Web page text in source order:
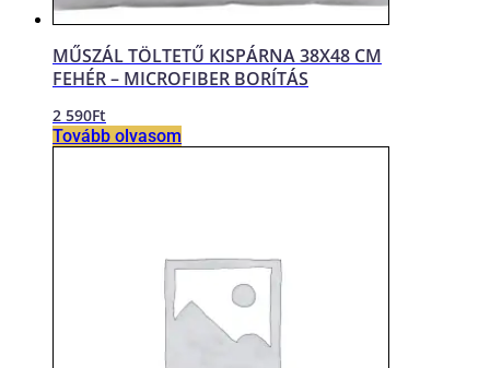
MŰSZÁL TÖLTETŰ KISPÁRNA 38X48 CM
FEHÉR – MICROFIBER BORÍTÁS
2 590Ft
Tovább olvasom